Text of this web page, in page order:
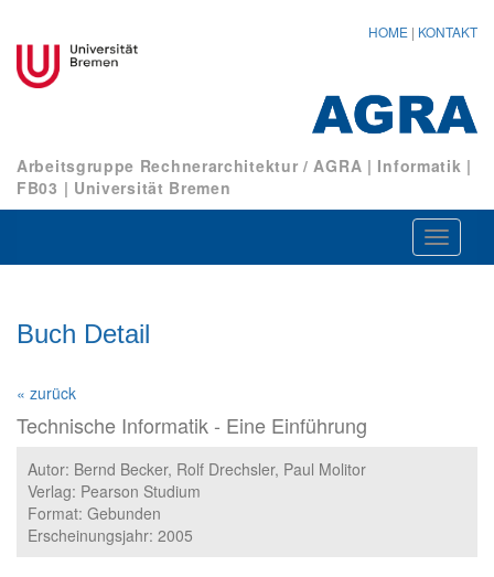
HOME | KONTAKT
Arbeitsgruppe Rechnerarchitektur / AGRA | Informatik |
FB03 | Universität Bremen
ein-/
Buch Detail
« zurück
Technische Informatik - Eine Einführung
Autor: Bernd Becker, Rolf Drechsler, Paul Molitor
Verlag: Pearson Studium
Format: Gebunden
Erscheinungsjahr: 2005